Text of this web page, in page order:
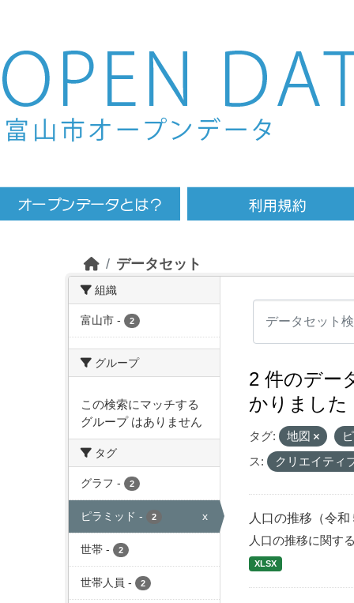
Skip to main content
データセット
組織
富山市 - 2
グループ
この検索にマッチする
グループ はありません
タグ
グラフ - 2
ピラミッド - 2 x
世帯 - 2
世帯人員 - 2
2 件のデー
かりました
タグ: 地図
ス:
クリエイティ
人口の推移（令和
人口の推移に関す
XLSX